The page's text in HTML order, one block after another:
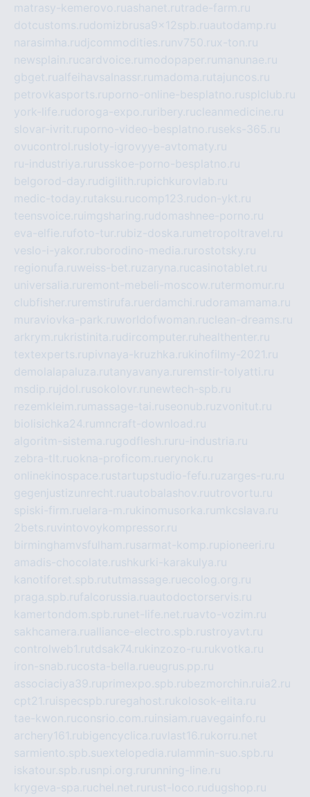
matrasy-kemerovo.ruashanet.rutrade-farm.ru
dotcustoms.rudomizbrusa9x12spb.ruautodamp.ru
narasimha.rudjcommodities.ru nv750.rux-ton.ru
newsplain.rucardvoice.ru modopaper.ru manunae.ru
gbget.rualfeihavsalnassr.ru madoma.rutajuncos.ru
petrovkasports.ruporno-online-besplatno.rusplclub.ru
york-life.rudoroga-expo.ru ribery.rucleanmedicine.ru
slovar-ivrit.ruporno-video-besplatno.ruseks-365.ru
ovucontrol.rusloty-igrovyye-avtomaty.ru
ru-industriya.ru russkoe-porno-besplatno.ru
belgorod-day.rudigilith.rupichkurovlab.ru
medic-today.rutaksu.rucomp123.rudon-ykt.ru
teensvoice.ru imgsharing.rudomashnee-porno.ru
eva-elfie.rufoto-tur.rubiz-doska.ru metropoltravel.ru
veslo-i-yakor.ruborodino-media.ru rostotsky.ru
regionufa.ruweiss-bet.ruzaryna.rucasinotablet.ru
universalia.ru remont-mebeli-moscow.rutermomur.ru
clubfisher.ru remstirufa.ruerdamchi.rudoramamama.ru
muraviovka-park.ruworldofwoman.ruclean-dreams.ru
arkrym.rukristinita.rudircomputer.ru healthenter.ru
textexperts.rupivnaya-kruzhka.rukinofilmy-2021.ru
demolalapaluza.rutanyavanya.ru remstir-tolyatti.ru
msdip.ru jdol.rusokolovr.ru newtech-spb.ru
rezemkleim.ru massage-tai.ruseonub.ruzvonitut.ru
biolisichka24.ru mncraft-download.ru
algoritm-sistema.rugodflesh.ru ru-industria.ru
zebra-tlt.ruokna-proficom.ruerynok.ru
onlinekinospace.rustartupstudio-fefu.ruzarges-ru.ru
gegenjustizunrecht.ruautobalashov.ruutrovortu.ru
spiski-firm.ruelara-m.rukinomusorka.ru mkcslava.ru
2bets.ruvintovoykompressor.ru
birminghamvsfulham.rusarmat-komp.rupioneeri.ru
amadis-chocolate.rushkurki-karakulya.ru
kanotiforet.spb.rututmassage.ruecolog.org.ru
praga.spb.rufalcorussia.ruautodoctorservis.ru
kamertondom.spb.ru net-life.net.ruavto-vozim.ru
sakhcamera.rualliance-electro.spb.rustroyavt.ru
controlweb1.rutdsak74.rukinzozo-ru.rukvotka.ru
iron-snab.rucosta-bella.rueugrus.pp.ru
associaciya39.ruprimexpo.spb.rubezmorchin.ru ia2.ru
cpt21.ru ispecspb.ru regahost.rukolosok-elita.ru
tae-kwon.ruconsrio.com.ru insiam.ruavegainfo.ru
archery161.rubigencyclica.ruvlast16.rukorru.net
sarmiento.spb.suextelopedia.ru lammin-suo.spb.ru
iskatour.spb.rusnpi.org.ru running-line.ru
krygeva-spa.ruchel.net.ru rust-loco.rudugshop.ru